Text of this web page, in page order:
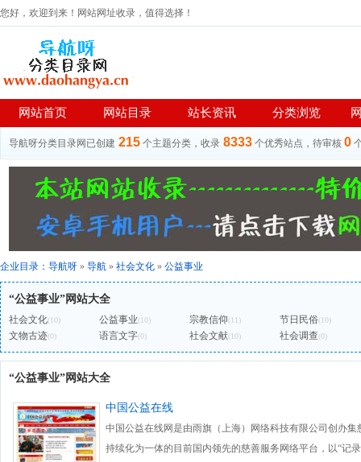
您好，欢迎到来！网站网址收录，值得选择！
网站首页 网站目录 站长资讯 分类浏览
导航呀分类目录网已创建 215 个主题分类，收录 8333 个优秀站点，待审核 0
企业目录： 导航呀 » 导航 » 社会文化 » 公益事业
“公益事业”网站大全
社会文化(10) 公益事业(10) 宗教信仰(11) 节日民俗(10)
文物古迹(0) 语言文字(0) 社会文献(10) 社会调查(0)
“公益事业”网站大全
中国公益在线
中国公益在线网是由雨旗（上海）网络科技有限公司创办
持续化为一体的目前国内领先的慈善服务网络平台，以“记